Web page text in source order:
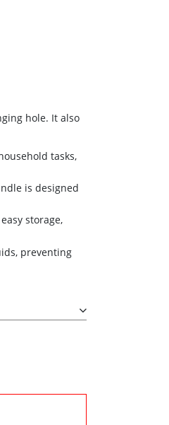
hole. It also
tasks,
is designed
storage,
preventing